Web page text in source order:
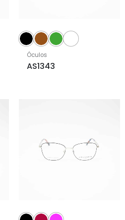
Óculos
AS1343